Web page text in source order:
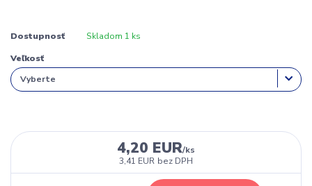
Dostupnosť Skladom 1 ks
Veľkosť
4,20 EUR/ks
3,41 EUR bez DPH